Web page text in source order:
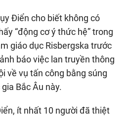
Điển cho biết không có
“động cơ ý thức hệ” trong
giáo dục Risbergska trước
báo việc lan truyền thông
về vụ tấn công bằng súng
Bắc Âu này.
ít nhất 10 người đã thiệt